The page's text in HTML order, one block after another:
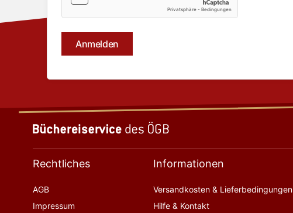
Rechtliches
AGB
Impressum
Informationen
Versandkosten & Lieferbedingungen
Hilfe & Kontakt